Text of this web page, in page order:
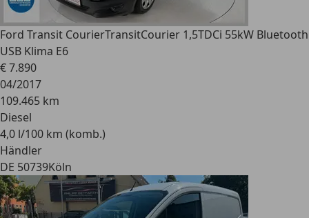
Ford Transit CourierTransitCourier 1,5TDCi 55kW Bluetooth
USB Klima E6
€ 7.890
04/2017
109.465 km
Diesel
4,0 l/100 km (komb.)
Händler
DE 50739Köln